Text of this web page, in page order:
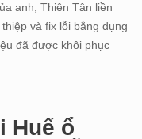
anh, Thiên Tân liền
và fix lỗi bằng dụng
đã được khôi phục
Huế ổ